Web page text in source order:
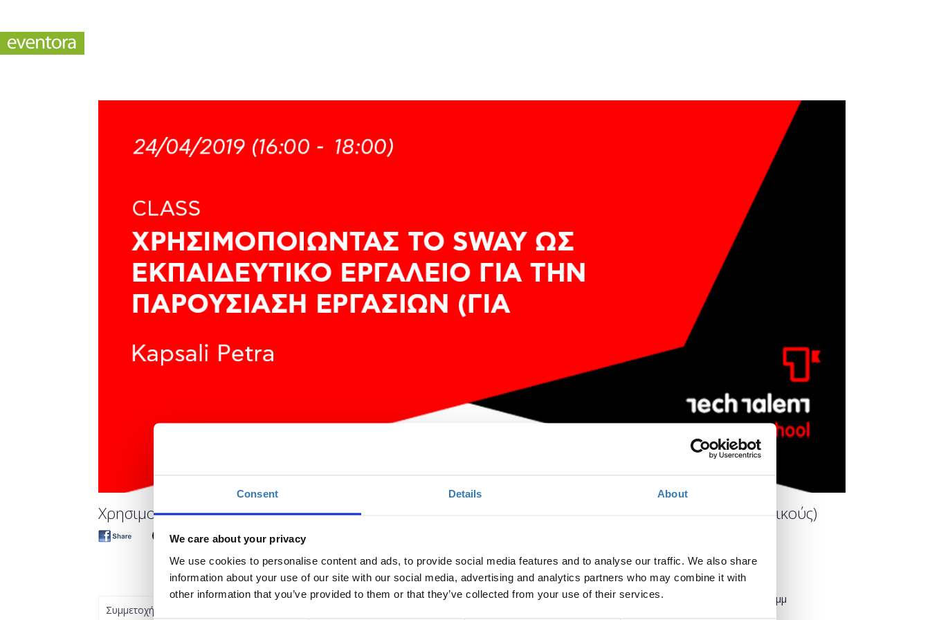
Consent Details About
We care about your privacy
We use cookies to personalise content and ads, to provide social media features and to analyse our traffic. We also share
information about your use of our site with our social media, advertising and analytics partners who may combine it with
other information that you’ve provided to them or that they’ve collected from your use of their services.
Χρησιμοποιώντας το Sway ως εκπαιδευτικό εργαλείο για την παρουσίαση εργασιών (για εκπαιδευτικούς)
Ποσότητα
Συμμετοχή
Πότε;
Τετάρτη, 24 Απριλίου 2019 4:00 μμ